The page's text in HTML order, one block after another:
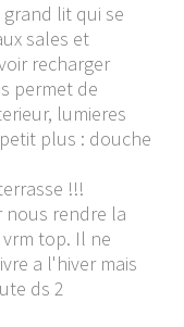
grand lit qui se
sales et
recharger
permet de
lumieres
plus : douche
!!!
nous rendre la
top. Il ne
a l'hiver mais
ds 2